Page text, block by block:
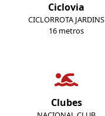
Ciclovia
CICLORROTA JARDINS
16 metros
Clubes